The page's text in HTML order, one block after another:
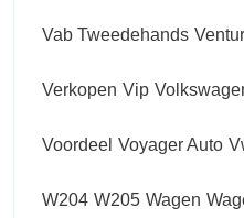
Vab Tweedehands
Verkopen Vip
Voordeel Voyager Auto
W204 W205 Wagen